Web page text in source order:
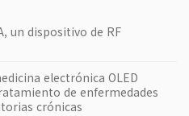
un dispositivo de RF
electrónica OLED
de enfermedades
crónicas